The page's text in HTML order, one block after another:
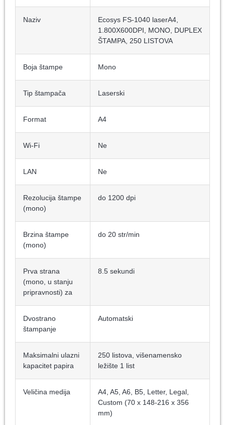
Naziv
Ecosys FS-1040 laserA4,
1.800X600DPI, MONO, DUPLEX
ŠTAMPA, 250 LISTOVA
Boja štampe Mono
Tip štampača Laserski
Format A4
Wi-Fi Ne
LAN Ne
Rezolucija štampe
(mono)
do 1200 dpi
Brzina štampe
(mono)
do 20 str/min
Prva strana
(mono, u stanju
pripravnosti) za
8.5 sekundi
Dvostrano
štampanje
Automatski
Maksimalni ulazni
kapacitet papira
250 listova, višenamensko
ležište 1 list
Veličina medija
A4, A5, A6, B5, Letter, Legal,
Custom (70 x 148-216 x 356
mm)